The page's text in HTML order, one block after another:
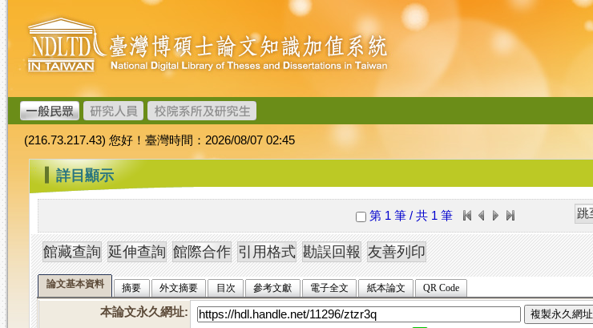
跳
到
主
要
內
容
臺
灣
博
碩
士
論
文
加
值
系
統
(216.73.217.43) 您好！臺灣時間：2026/08/07 02:45
::: 詳目顯示
第 1 筆 / 共 1 筆
論文基本資料 摘要 外文摘要 目次 參考文獻 電子全文 紙本論文 QR Code
本論文永久網址: 複製永久網址